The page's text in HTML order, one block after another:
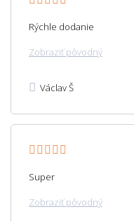
Rýchle dodanie
Zobraziť pôvodný
Václav Š
Super
Zobraziť pôvodný